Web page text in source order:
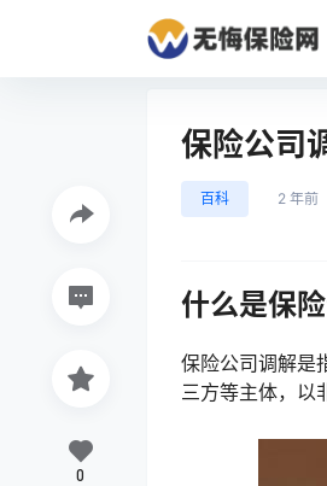
保险公司
百科 2 年前
什么是保
保险公司调解是
三方等主体，以
0